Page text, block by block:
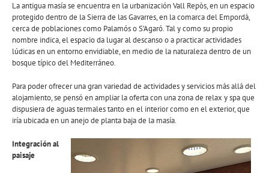
La antigua masía se encuentra en la urbanización Vall Repòs, en un espacio
protegido dentro de la Sierra de las Gavarres, en la comarca del Empordà,
cerca de poblaciones como Palamós o S’Agaró. Tal y como su propio
nombre indica, el espacio da lugar al descanso o a practicar actividades
lúdicas en un entorno envidiable, en medio de la naturaleza dentro de un
bosque típico del Mediterráneo.
Para poder ofrecer una gran variedad de actividades y servicios más allá del
alojamiento, se pensó en ampliar la oferta con una zona de relax y spa que
dispusiera de aguas termales tanto en el interior como en el exterior, que
iría ubicada en un anejo de planta baja de la masía.
Integración al
paisaje